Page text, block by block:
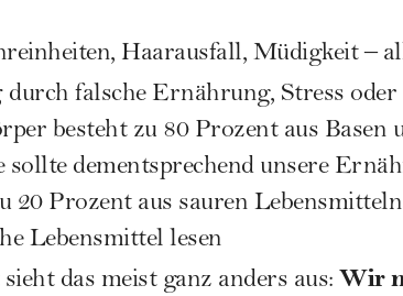
, Haarausfall, Müdigkeit –
durch falsche Ernährung, Stress oder
besteht zu 80 Prozent aus Basen
sollte dementsprechend unsere
20 Prozent aus sauren
Lebensmittel lesen
das meist ganz anders aus: Wir